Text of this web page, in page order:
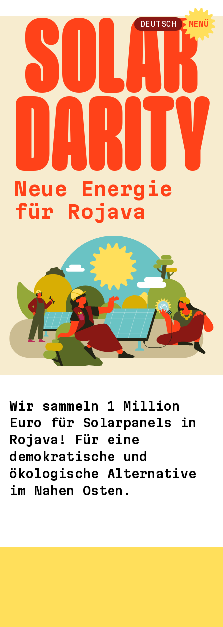
DEUTSCH MENÜ
SOLAR
DARITY
Neue Energie
für Rojava
Wir sammeln 1 Million
Euro für Solarpanels in
Rojava! Für eine
demokratische und
ökologische Alternative
im Nahen Osten.